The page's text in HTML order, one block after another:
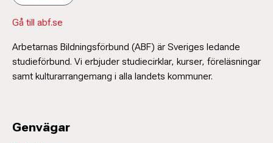
Gå till abf.se
Arbetarnas Bildningsförbund (ABF) är Sveriges ledande
studieförbund. Vi erbjuder studiecirklar, kurser, föreläsningar
samt kulturarrangemang i alla landets kommuner.
Genvägar